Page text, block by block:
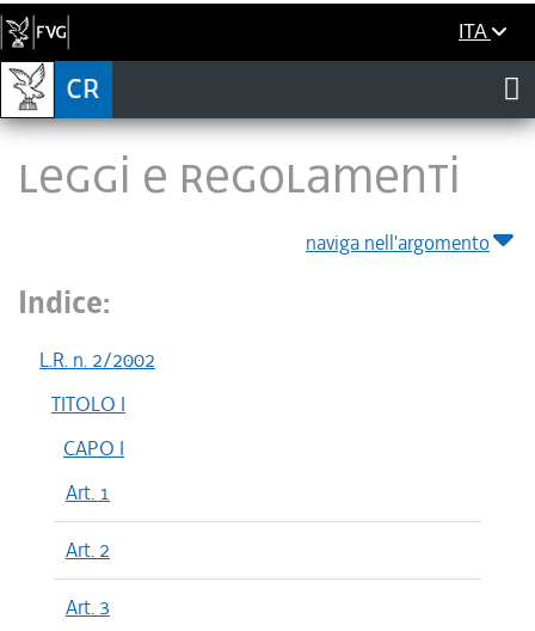
ITA
LEGGI E REGOLAMENTI
naviga nell'argomento
Indice:
L.R. n. 2/2002
TITOLO I
CAPO I
Art. 1
Art. 2
Art. 3